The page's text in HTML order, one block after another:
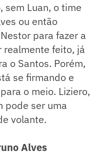
sem Luan, o time
ou então
para fazer a
realmente feito, já
o Santos. Porém,
se firmando e
o meio. Liziero,
pode ser uma
volante.
Alves